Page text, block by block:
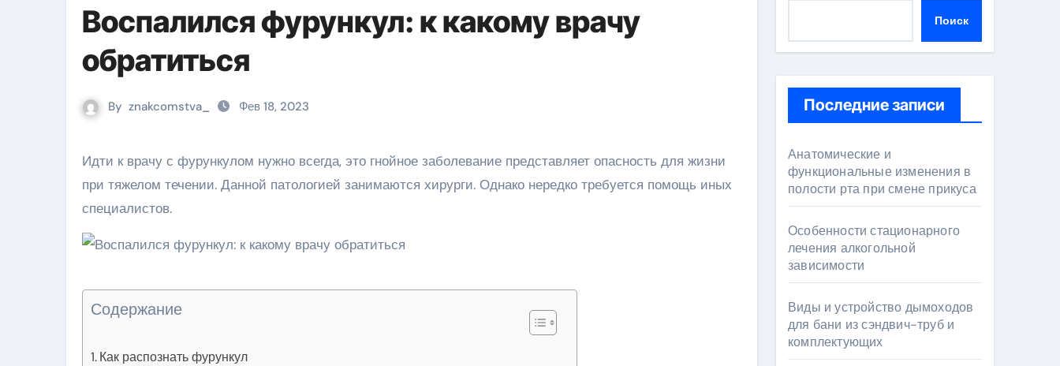
Воспалился фурункул: к какому врачу
обратиться
By znakcomstva_ Фев 18, 2023
Идти к врачу с фурункулом нужно всегда, это гнойное заболевание представляет опасность для жизни
при тяжелом течении. Данной патологией занимаются хирурги. Однако нередко требуется помощь иных
специалистов.
Содержание
Как распознать фурункул
Поиск
Последние записи
Анатомические и
функциональные изменения в
полости рта при смене прикуса
Особенности стационарного
лечения алкогольной
зависимости
Виды и устройство дымоходов
для бани из сэндвич-труб и
комплектующих